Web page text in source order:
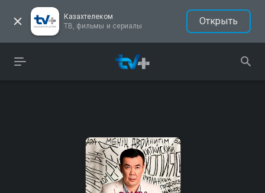
Казахтелеком
ТВ, фильмы и сериалы
Открыть